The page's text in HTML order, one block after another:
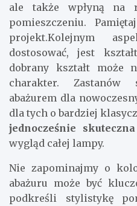
ale także wpłyną na
pomieszczeniu.
projekt.Kolejnym
dostosować, jest
dobrany kształt może
charakter. Zastanów
abażurem dla
dla tych o bardziej
jednocześnie skuteczna
wygląd całej lampy.
Nie zapominajmy o
abażuru może być
podkreśli stylistykę